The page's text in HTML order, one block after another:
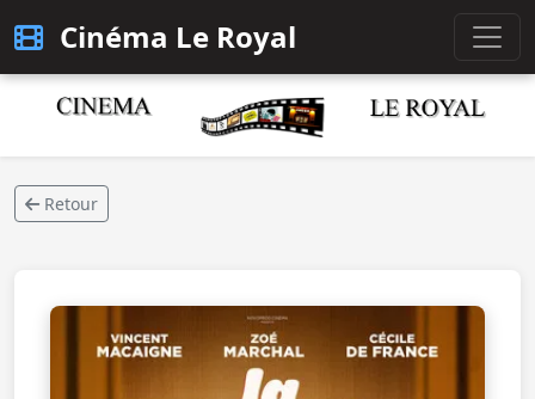
Cinéma Le Royal
Retour